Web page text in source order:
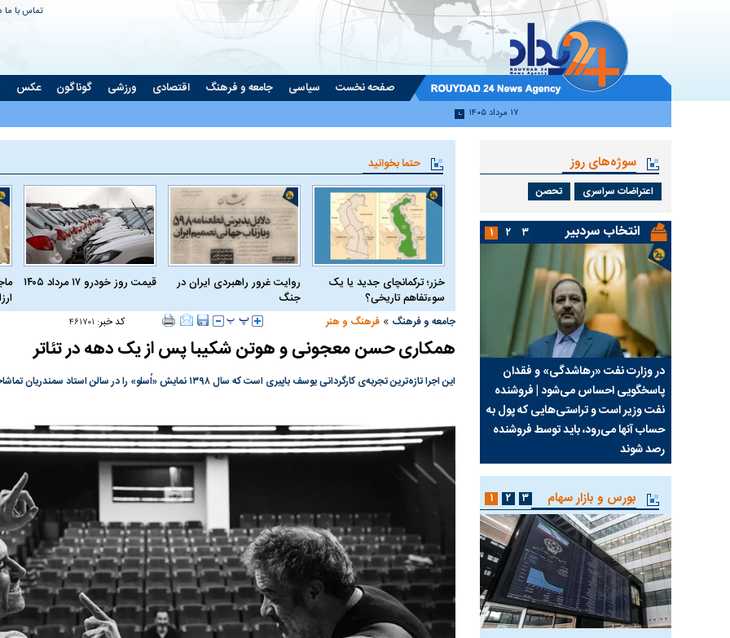
تماس با ما
صفحه نخست سیاسی جامعه و فرهنگ اقتصادی ورزشی گوناگون عکس
۱۷ مرداد ۱۴۰۵
حتما بخوانید
خزر؛ ترکمانچای جدید یا یک
سوءتفاهم تاریخی؟
روایت غرور راهبردی ایران در
جنگ
قیمت روز خودرو ۱۷ مرداد ۱۴۰۵
جامعه و فرهنگ » فرهنگ و هنر کد خبر: ۴۶۱۷۰۱
همکاری حسن معجونی و هوتن شکیبا پس از یک دهه در تئاتر
این اجرا تازه‌ترین تجربه‌ی کارگردانی یوسف باپیری است که سال ۱۳۹۸ نمایش «اُسلو» را در سالن استاد سمندریان تماشاخانه ایرانشهر روی صحنه برد.
سوژه‌های روز
اعتراضات سراسری تحصن
انتخاب سردبیر
در وزارت نفت «رهاشدگی» و فقدان
پاسخگویی احساس می‌شود | فروشنده
نفت وزیر است و تراستی‌هایی که پول به
حساب آنها می‌رود، باید توسط فروشنده
رصد شوند
چرا رویای آمریکایی سرنگونی رژیم و
نابودی محور مقاومت تعبیر نشد؟ | پشت
واشنگتن را زمین زد
مطالعه رفتار هیستریک صدا و سیما علیه
کمپین نه به اعدام
در وزارت نفت
پاسخگویی
حساب آنها
رصد شوند
۱ ۲ ۳
بورس و بازار سهام ۱ ۲ ۳